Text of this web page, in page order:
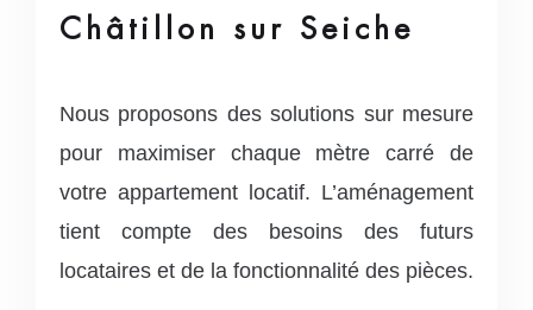
Châtillon sur Seiche
Nous proposons des solutions sur mesure
pour maximiser chaque mètre carré de
votre appartement locatif. L’aménagement
tient compte des besoins des futurs
locataires et de la fonctionnalité des pièces.